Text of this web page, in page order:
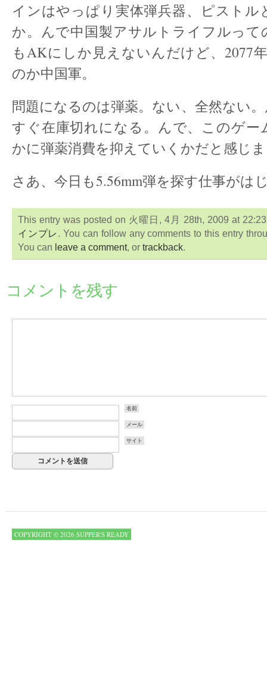
インはやっぱり実体弾兵器、ピストル
か。んで中国製アサルトライフルって
もAKにしか見えないんだけど、2077
のか中国軍。
問題になるのは弾薬。ない、全然ない
すぐ在庫切れになる。んで、このゲー
かに弾薬消費を抑えていくかだと感じ
さあ、今日も5.56mm弾を探す仕事がは
This entry was posted on 火曜日, 4月 28th, 2009 at
インプレ . You can follow any comments to this entry
You can leave a comment, or trackback.
コメントを残す
名前
メール
サイト
COPYRIGHT © 2026 SUPPER'S READY